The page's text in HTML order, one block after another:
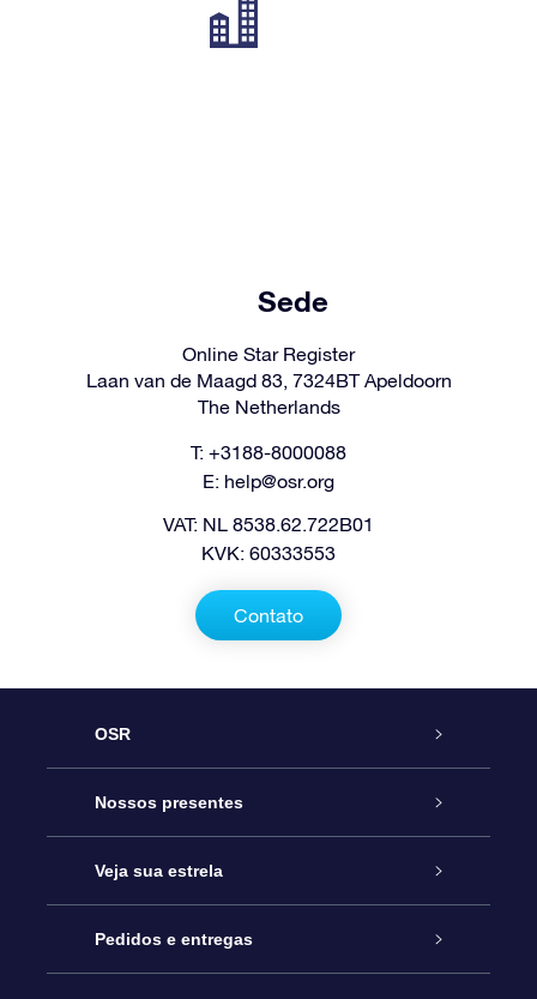
Sede
Online Star Register
Laan van de Maagd 83, 7324BT Apeldoorn
The Netherlands
T: +3188-8000088
E: help@osr.org
VAT: NL 8538.62.722B01
KVK: 60333553
Contato
OSR
Serviço
Entre em contato conosco
Blog
Nossos presentes
Presente estrelar on-line
Pacote de presente da OSR
Veja sua estrela
Star Register
Pedidos e entregas